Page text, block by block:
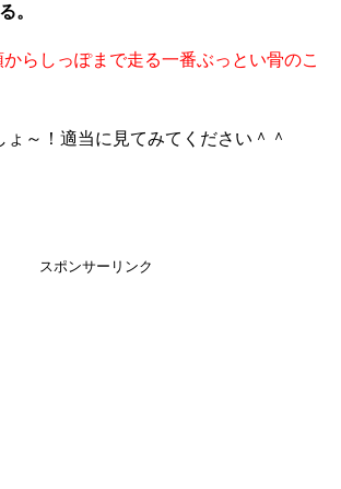
。
らしっぽまで走る一番ぶっとい骨のこ
ょ～！適当に見てみてください＾＾
スポンサーリンク